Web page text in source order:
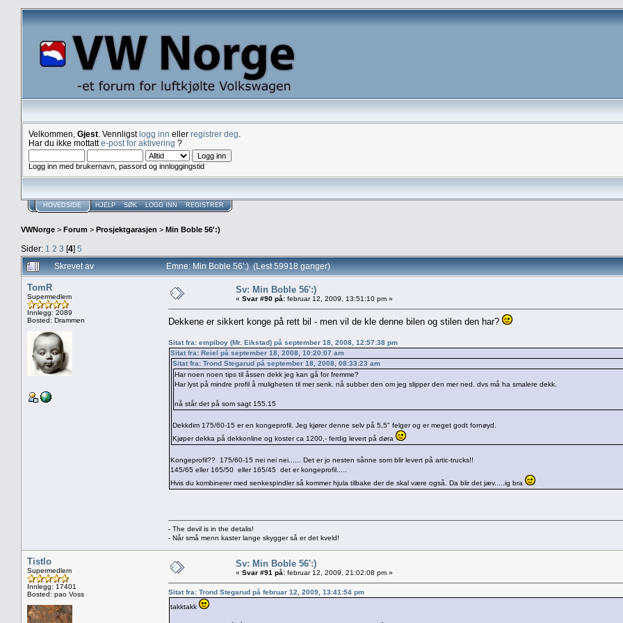
Velkommen, Gjest . Vennligstlogg inn eller registrer deg
Har du ikke mottatte-post for aktivering ?
Logg inn med brukernavn, passord og innloggingstid
HOVEDSIDE HJELP SØK LOGG INN REGISTRER
VWNorge > Forum > Prosjektgarasjen > Min Boble 56':)
Sider: 1 2 3 [4] 5
Skrevet av Emne: Min Boble 56':) (Lest 59918 ganger)
TomR
Supermedlem
Innlegg: 2089
Bosted: Drammen
Sv: Min Boble 56':)
« Svar #90 på: februar 12, 2009, 13:51:10 pm »
Dekkene er sikkert konge på rett bil - men vil de kle denne bilen og stilen den har?
Sitat fra: empiboy (Mr. Eikstad) på september 18, 2008, 12:57:38 pm
Sitat fra: Reiel på september 18, 2008, 10:20:07 am
Sitat fra: Trond Stegarud på september 18, 2008, 08:33:23 am
Har noen noen tips til åssen dekk jeg kan gå for fremme?
Har lyst på mindre profil å muligheten til mer senk. nå subber den om jeg slipper den mer ned. dvs må ha smalere dekk.
nå står det på som sagt 155.15
Dekkdim 175/60-15 er en kongeprofil. Jeg kjører denne selv på 5,5" felger og er meget godt fornøyd.
Kjøper dekka på dekkonline og koster ca 1200,- ferdig levert på døra
Kongeprofil?? 175/60-15 nei nei nei...... Det er jo nesten sånne som blir levert på artic-trucks!!
145/65 eller 165/50 eller 165/45 det er kongeprofil.....
Hvis du kombinerer med senkespindler så kommer hjula tilbake der de skal være også. Da blir det jæv.....ig bra
- The devil is in the detalis!
- Når små menn kaster lange skygger så er det kveld!
Tistlo
Supermedlem
Innlegg: 17401
Bosted: pao Voss
Sv: Min Boble 56':)
« Svar #91 på: februar 12, 2009, 21:02:08 pm »
Sitat fra: Trond Stegarud på februar 12, 2009, 13:41:54 pm
takktakk